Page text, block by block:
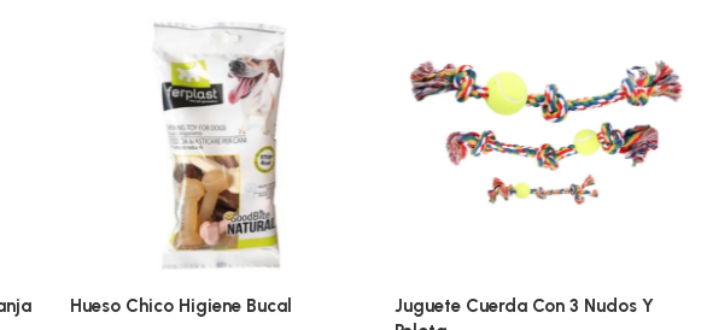
Hueso Chico Higiene Bucal
Juguete Cuerda Con 3 Nudos Y